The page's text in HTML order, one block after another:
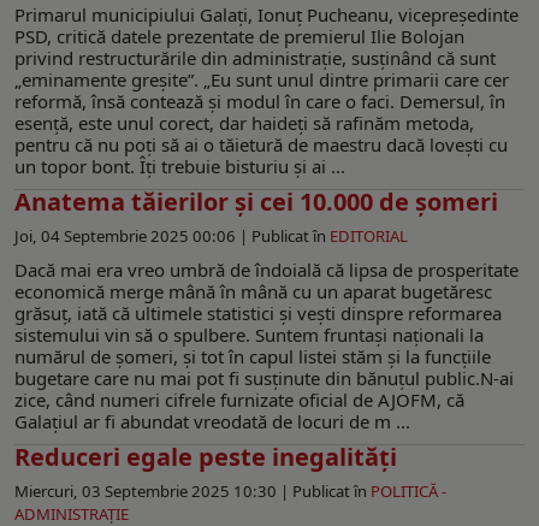
Primarul municipiului Galați, Ionuț Pucheanu, vicepreşedinte
PSD, critică datele prezentate de premierul Ilie Bolojan
privind restructurările din administrație, susținând că sunt
„eminamente greșite”. „Eu sunt unul dintre primarii care cer
reformă, însă contează și modul în care o faci. Demersul, în
esență, este unul corect, dar haideți să rafinăm metoda,
pentru că nu poți să ai o tăietură de maestru dacă lovești cu
un topor bont. Îți trebuie bisturiu şi ai ...
Anatema tăierilor și cei 10.000 de șomeri
Joi, 04 Septembrie 2025 00:06 | Publicat în EDITORIAL
Dacă mai era vreo umbră de îndoială că lipsa de prosperitate
economică merge mână în mână cu un aparat bugetăresc
grăsuț, iată că ultimele statistici și vești dinspre reformarea
sistemului vin să o spulbere. Suntem fruntași naționali la
numărul de șomeri, și tot în capul listei stăm și la funcțiile
bugetare care nu mai pot fi susținute din bănuțul public.N-ai
zice, când numeri cifrele furnizate oficial de AJOFM, că
Galațiul ar fi abundat vreodată de locuri de m ...
Reduceri egale peste inegalități
Miercuri, 03 Septembrie 2025 10:30 | Publicat în POLITICĂ -
ADMINISTRAŢIE